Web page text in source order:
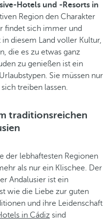
Hotels und -Resorts in
Region den Charakter
findet sich immer und
diesem Land voller Kultur,
die es zu etwas ganz
zu genießen ist ein
Sie müssen nur
treiben lassen.
traditionsreichen
der lebhaftesten Regionen
als nur ein Klischee. Der
Andalusier ist ein
wie die Liebe zur guten
und ihre Leidenschaft
in Cádiz sind